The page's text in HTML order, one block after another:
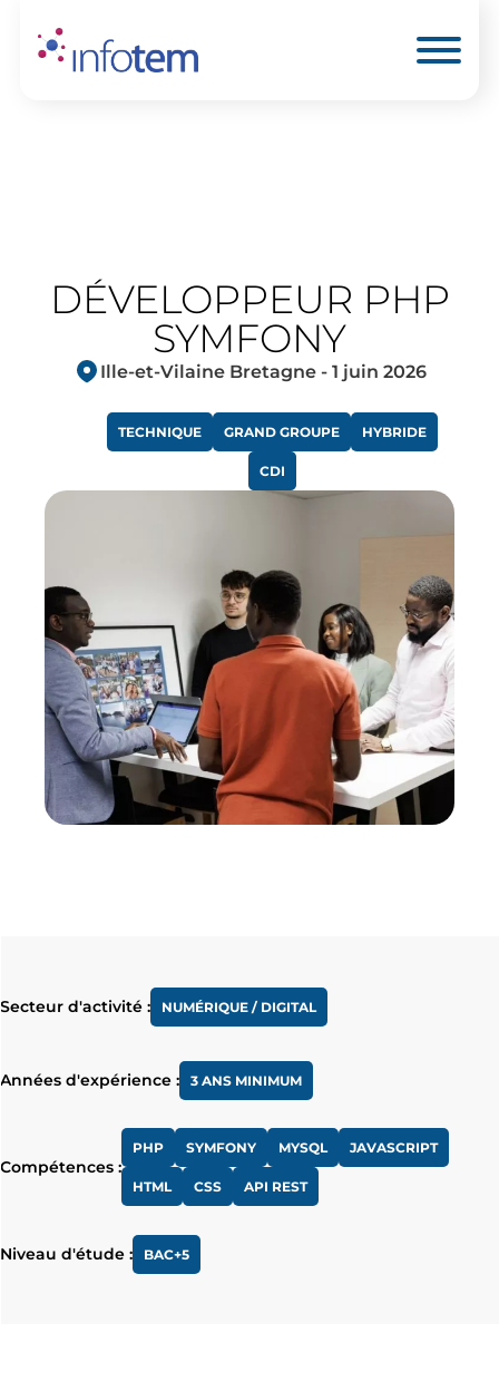
Accueil
DÉVELOPPEUR PHP
SYMFONY
Ille-et-Vilaine Bretagne - 1 juin 2026
TECHNIQUE GRAND GROUPE HYBRIDE
CDI
Secteur d'activité : NUMÉRIQUE / DIGITAL
Années d'expérience : 3 ANS MINIMUM
Compétences :
PHP SYMFONY MYSQL JAVASCRIPT
HTML CSS API REST
Niveau d'étude : BAC+5